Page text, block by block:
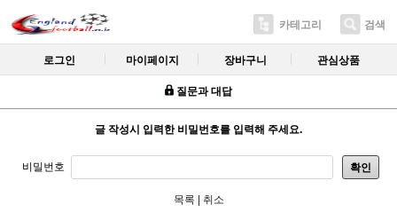
카테고리 검색
로그인 마이페이지 장바구니 관심상품
질문과 대답
글 작성시 입력한 비밀번호를 입력해 주세요.
비밀번호 확인
목록 취소